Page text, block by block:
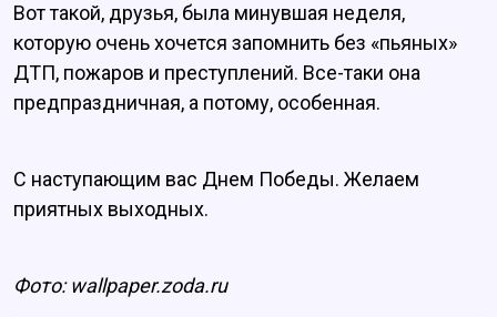
Вот такой, друзья, была минувшая неделя,
которую очень хочется запомнить без «пьяных»
ДТП, пожаров и преступлений. Все-таки она
предпраздничная, а потому, особенная.
С наступающим вас Днем Победы. Желаем
приятных выходных.
Фото: wallpaper.zoda.ru